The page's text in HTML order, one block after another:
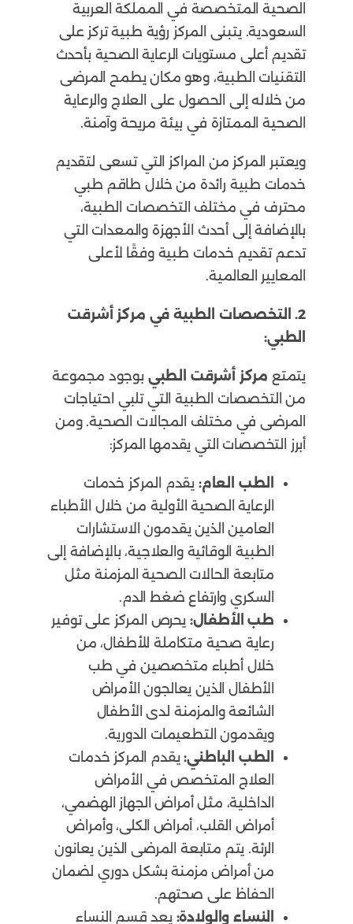
الصحية المتخصصة في المملكة العربية
السعودية. يتبنى المركز رؤية طبية تركز على
تقديم أعلى مستويات الرعاية الصحية بأحدث
التقنيات الطبية، وهو مكان يطمح المرضى
من خلاله إلى الحصول على العلاج والرعاية
الصحية الممتازة في بيئة مريحة وآمنة.
ويعتبر المركز من المراكز التي تسعى لتقديم
خدمات طبية رائدة من خلال طاقم طبي
محترف في مختلف التخصصات الطبية،
بالإضافة إلى أحدث الأجهزة والمعدات التي
تدعم تقديم خدمات طبية وفقًا لأعلى
المعايير العالمية.
2. التخصصات الطبية في مركز أشرقت
الطبي:
يتمتع مركز أشرقت الطبي بوجود مجموعة
من التخصصات الطبية التي تلبي احتياجات
المرضى في مختلف المجالات الصحية. ومن
أبرز التخصصات التي يقدمها المركز:
الطب العام: يقدم المركز خدمات
الرعاية الصحية الأولية من خلال الأطباء
العامين الذين يقدمون الاستشارات
الطبية الوقائية والعلاجية، بالإضافة إلى
متابعة الحالات الصحية المزمنة مثل
السكري وارتفاع ضغط الدم.
طب الأطفال: يحرص المركز على توفير
رعاية صحية متكاملة للأطفال، من
خلال أطباء متخصصين في طب
الأطفال الذين يعالجون الأمراض
الشائعة والمزمنة لدى الأطفال
ويقدمون التطعيمات الدورية.
الطب الباطني:يقدم المركز خدمات
العلاج المتخصص في الأمراض
الداخلية، مثل أمراض الجهاز الهضمي،
أمراض القلب، أمراض الكلى، وأمراض
الرئة. يتم متابعة المرضى الذين يعانون
من أمراض مزمنة بشكل دوري لضمان
الحفاظ على صحتهم.
النساء والولادة: يعد قسم النساء